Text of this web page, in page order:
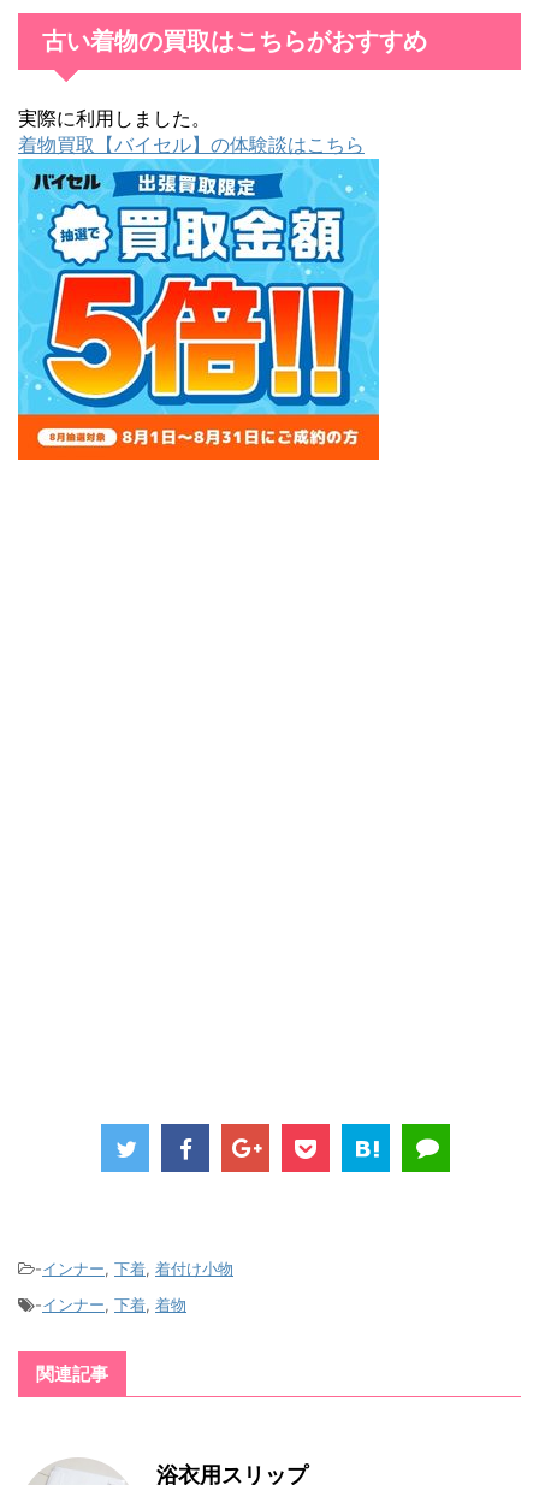
古い着物の買取はこちらがおすすめ
実際に利用しました。
着物買取【バイセル】の体験談はこちら
-インナー, 下着, 着付け小物
-インナー, 下着, 着物
関連記事
浴衣用スリップ